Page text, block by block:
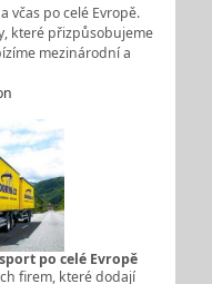
včas po celé Evropě.
které přizpůsobujeme
mezinárodní a
po celé Evropě
firem, které dodají